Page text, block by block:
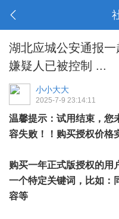
湖北应城公安通报一
嫌疑人已被控制 ...
小小大大
2025-7-9 23:14:11
温馨提示：试用结束，您
容失败！！购买授权价格
购买一年正式版授权的用
一个特定关键词，比如：
容等